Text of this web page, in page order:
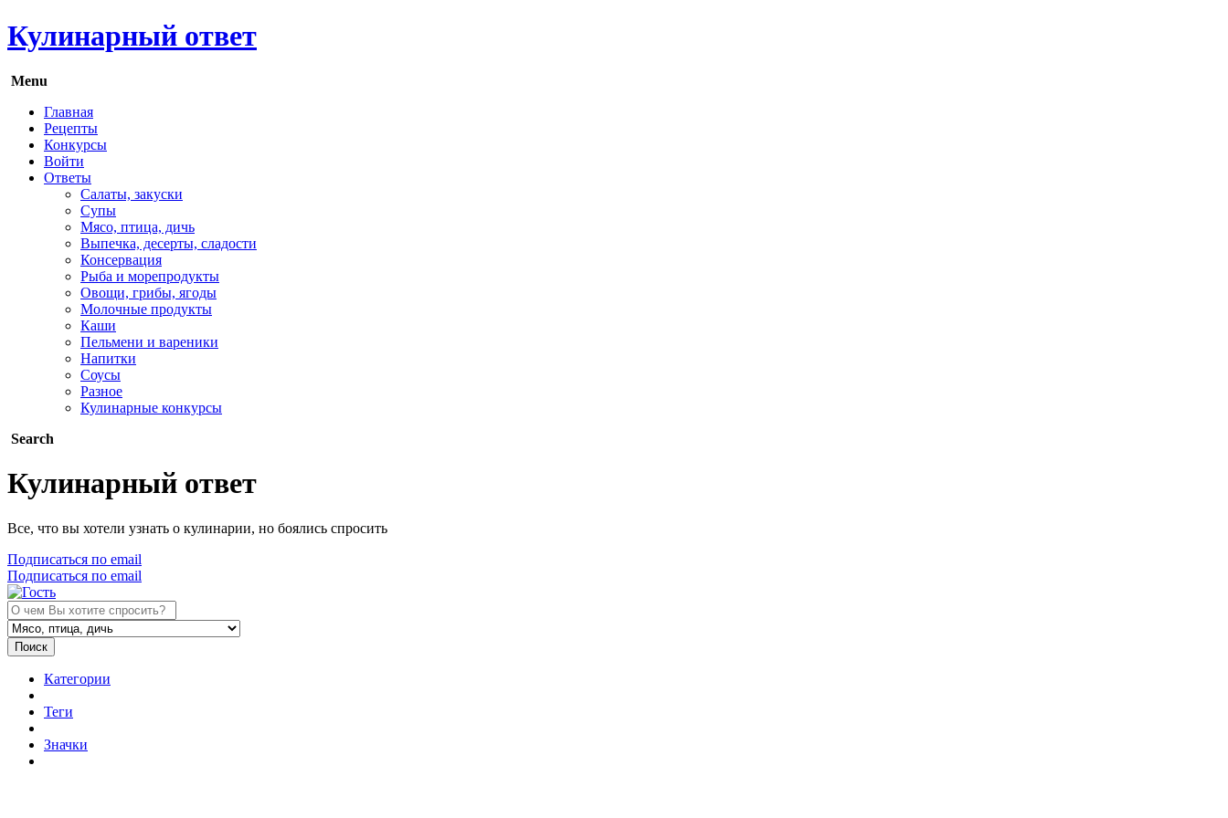
Кулинарный ответ
Menu
Главная
Рецепты
Конкурсы
Войти
Ответы
Салаты, закуски
Супы
Мясо, птица, дичь
Выпечка, десерты, сладости
Консервация
Рыба и морепродукты
Овощи, грибы, ягоды
Молочные продукты
Каши
Пельмени и вареники
Напитки
Соусы
Разное
Кулинарные конкурсы
Search
Кулинарный ответ
Все, что вы хотели узнать о кулинарии, но боялись спросить
Подписаться по email
Подписаться по email
Поиск
Категории
Теги
Значки